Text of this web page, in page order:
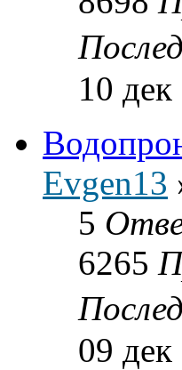
10
Evgen13
5
6265
09